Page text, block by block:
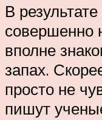
В
совершенно
вполне
запах.
просто не
пишут